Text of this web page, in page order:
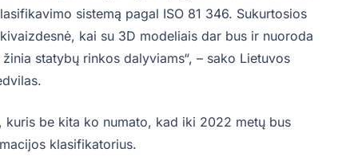
sistemą pagal ISO 81 346. Sukurtosios
kai su 3D modeliais dar bus ir nuoroda
statybų rinkos dalyviams“, – sako Lietuvos
kuris be kita ko numato, kad iki 2022 metų bus
klasifikatorius.